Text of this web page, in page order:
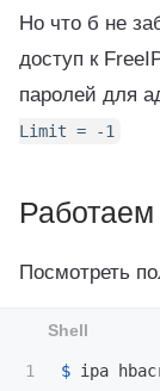
Но что б не
доступ к
паролей для
Limit = -1
Посмотреть
$